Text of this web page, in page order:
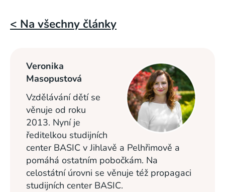
< Na všechny články
Veronika
Masopustová
Vzdělávání dětí se
věnuje od roku
2013. Nyní je
ředitelkou studijních
center BASIC v Jihlavě a Pelhřimově a
pomáhá ostatním pobočkám. Na
celostátní úrovni se věnuje též propagaci
studijních center BASIC.